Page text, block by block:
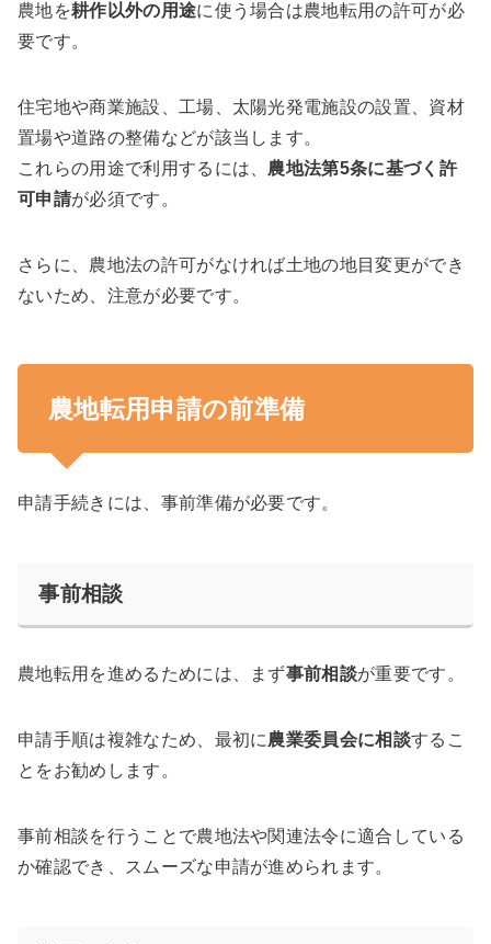
農地を耕作以外の用途に使う場合は農地転用の許可が必
要です。
住宅地や商業施設、工場、太陽光発電施設の設置、資材
置場や道路の整備などが該当します。
これらの用途で利用するには、 農地法第5条に基づく許
可申請が必須です。
さらに、農地法の許可がなければ土地の地目変更ができ
ないため、注意が必要です。
農地転用申請の前準備
申請手続きには、事前準備が必要です。
事前相談
農地転用を進めるためには、まず事前相談が重要です。
申請手順は複雑なため、最初に農業委員会に相談するこ
とをお勧めします。
事前相談を行うことで農地法や関連法令に適合している
か確認でき、スムーズな申請が進められます。